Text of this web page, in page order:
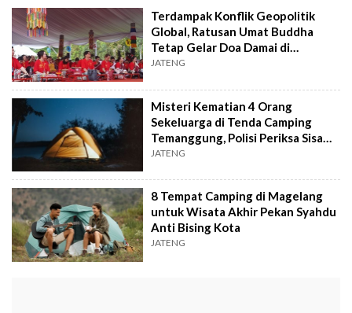
Terdampak Konflik Geopolitik
Global, Ratusan Umat Buddha
Tetap Gelar Doa Damai di
Borobudur
JATENG
Misteri Kematian 4 Orang
Sekeluarga di Tenda Camping
Temanggung, Polisi Periksa Sisa
Makanan
JATENG
8 Tempat Camping di Magelang
untuk Wisata Akhir Pekan Syahdu
Anti Bising Kota
JATENG